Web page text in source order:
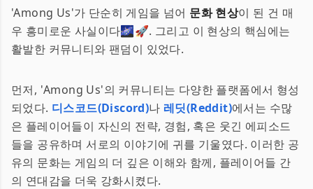
'Among Us'가 단순히 게임을 넘어 문화 현상이 된 건 매
우 흥미로운 사실이다🌌🚀. 그리고 이 현상의 핵심에는
활발한 커뮤니티와 팬덤이 있었다.
먼저, 'Among Us'의 커뮤니티는 다양한 플랫폼에서 형성
되었다. 디스코드(Discord)나 레딧(Reddit)에서는 수많
은 플레이어들이 자신의 전략, 경험, 혹은 웃긴 에피소드
들을 공유하며 서로의 이야기에 귀를 기울였다. 이러한 공
유의 문화는 게임의 더 깊은 이해와 함께, 플레이어들 간
의 연대감을 더욱 강화시켰다.